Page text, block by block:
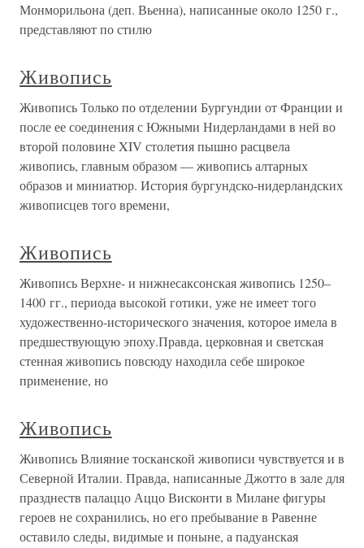
Монморильона (деп. Вьенна), написанные около 1250 г.,
представляют по стилю
Живопись
Живопись Только по отделении Бургундии от Франции и
после ее соединения с Южными Нидерландами в ней во
второй половине XIV столетия пышно расцвела
живопись, главным образом — живопись алтарных
образов и миниатюр. История бургундско-нидерландских
живописцев того времени,
Живопись
Живопись Верхне- и нижнесаксонская живопись 1250–
1400 гг., периода высокой готики, уже не имеет того
художественно-исторического значения, которое имела в
предшествующую эпоху.Правда, церковная и светская
стенная живопись повсюду находила себе широкое
применение, но
Живопись
Живопись Влияние тосканской живописи чувствуется и в
Северной Италии. Правда, написанные Джотто в зале для
празднеств палаццо Аццо Висконти в Милане фигуры
героев не сохранились, но его пребывание в Равенне
оставило следы, видимые и поныне, а падуанская